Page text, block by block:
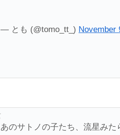
— とも (@tomo_tt_) November
あのサトノの子たち、流星みた